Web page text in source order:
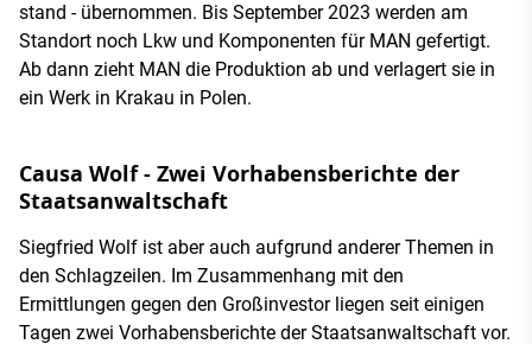
stand - übernommen. Bis September 2023 werden am
Standort noch Lkw und Komponenten für MAN gefertigt.
Ab dann zieht MAN die Produktion ab und verlagert sie in
ein Werk in Krakau in Polen.
Causa Wolf - Zwei Vorhabensberichte der
Staatsanwaltschaft
Siegfried Wolf ist aber auch aufgrund anderer Themen in
den Schlagzeilen. Im Zusammenhang mit den
Ermittlungen gegen den Großinvestor liegen seit einigen
Tagen zwei Vorhabensberichte der Staatsanwaltschaft vor.